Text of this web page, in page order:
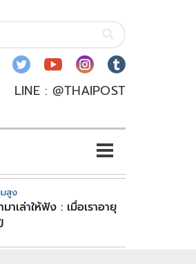
LINE : @THAIPOST
สูง
มาเล่าให้ฟัง : เมื่อเราอายุ